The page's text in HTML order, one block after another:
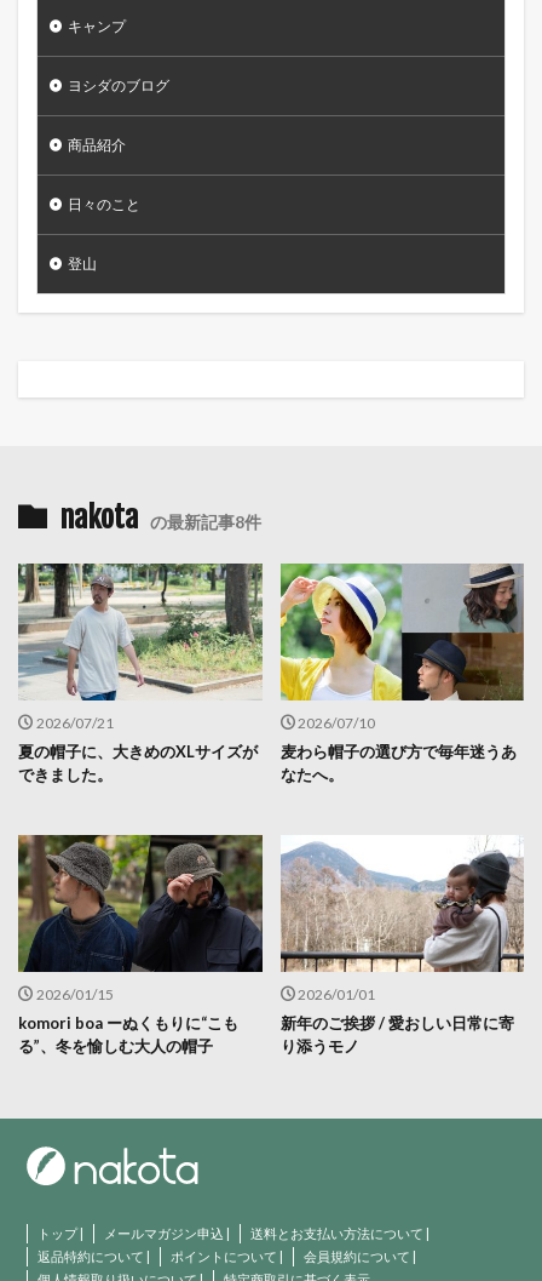
キャンプ
ヨシダのブログ
商品紹介
日々のこと
登山
nakota の最新記事8件
2026/07/21
夏の帽子に、大きめのXLサイズが
できました。
2026/07/10
麦わら帽子の選び方で毎年迷うあ
なたへ。
2026/01/15
komori boa ーぬくもりに“こも
る”、冬を愉しむ大人の帽子
2026/01/01
新年のご挨拶 / 愛おしい日常に寄
り添うモノ
トップ| メールマガジン申込 | 送料とお支払い方法について |
返品特約について | ポイントについて | 会員規約について |